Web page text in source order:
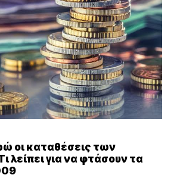
οι καταθέσεις των
λείπει για να φτάσουν τα